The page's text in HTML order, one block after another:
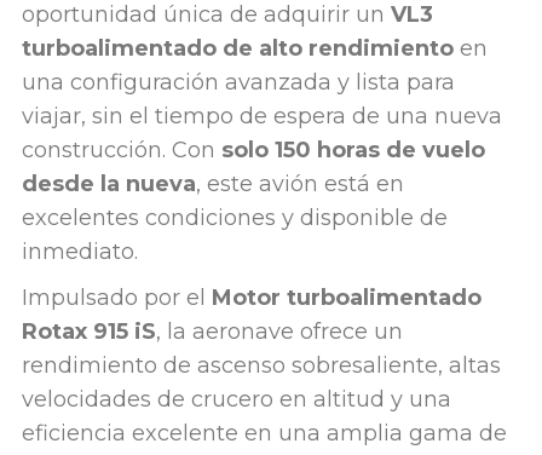
oportunidad única de adquirir un VL3
turboalimentado de alto rendimiento en
una configuración avanzada y lista para
viajar, sin el tiempo de espera de una nueva
construcción. Con solo 150 horas de vuelo
desde la nueva, este avión está en
excelentes condiciones y disponible de
inmediato.
Impulsado por el Motor turboalimentado
Rotax 915 iS, la aeronave ofrece un
rendimiento de ascenso sobresaliente, altas
velocidades de crucero en altitud y una
eficiencia excelente en una amplia gama de